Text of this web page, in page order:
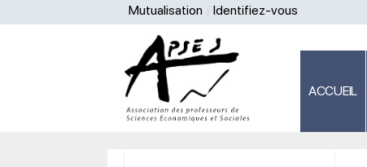
Mutualisation Identifiez-vous
ACCUEIL